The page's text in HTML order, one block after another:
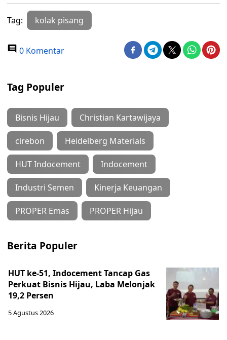
Tag: kolak pisang
0 Komentar
Tag Populer
Bisnis Hijau Christian Kartawijaya
cirebon Heidelberg Materials
HUT Indocement Indocement
Industri Semen Kinerja Keuangan
PROPER Emas PROPER Hijau
Berita Populer
HUT ke-51, Indocement Tancap Gas
Perkuat Bisnis Hijau, Laba Melonjak
19,2 Persen
5 Agustus 2026